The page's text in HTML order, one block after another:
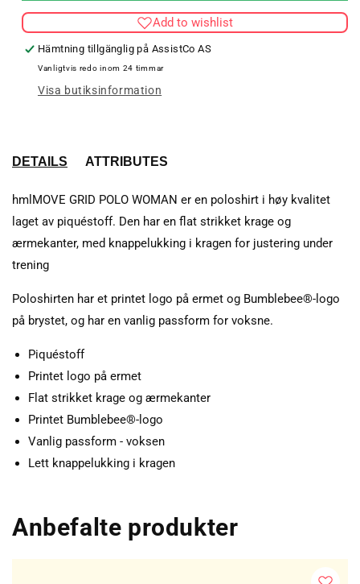
WOMAN
Add to wishlist
Hämtning tillgänglig på AssistCo AS
Vanligtvis redo inom 24 timmar
Visa butiksinformation
DETAILS ATTRIBUTES
hmlMOVE GRID POLO WOMAN er en poloshirt i høy kvalitet
laget av piquéstoff. Den har en flat strikket krage og
ærmekanter, med knappelukking i kragen for justering under
trening
Poloshirten har et printet logo på ermet og Bumblebee®-logo
på brystet, og har en vanlig passform for voksne.
Piquéstoff
Printet logo på ermet
Flat strikket krage og ærmekanter
Printet Bumblebee®-logo
Vanlig passform - voksen
Lett knappelukking i kragen
Anbefalte produkter